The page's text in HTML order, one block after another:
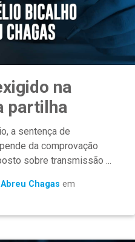
na
partilha
a sentença de
da comprovação
sobre transmissão ...
Chagas em